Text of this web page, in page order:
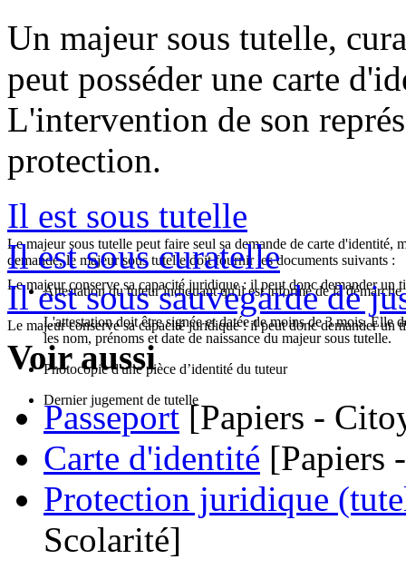
Un majeur sous tutelle,
peut posséder une carte
L'intervention de son
protection.
Il est sous tutelle
Le majeur sous tutelle peut faire seul sa demande de carte
demande, le majeur sous tutelle doit fournir les documents suivants :
Attestation du tuteur indiquant qu'il est informé de la démarche
L'attestation doit être signée et datée de moins de 3 mois. Elle
les nom, prénoms et date de naissance du majeur sous tutelle.
Photocopie d'une pièce d’identité du tuteur
Dernier jugement de tutelle
Il est sous curatelle
Le majeur conserve sa capacité juridique : il peut donc demander un
Il est sous sauvegarde de
Le majeur conserve sa capacité juridique : il peut donc demander un
Voir aussi
Passeport[Papiers -
Carte d'identité [Papiers
Protection juridique
Scolarité]